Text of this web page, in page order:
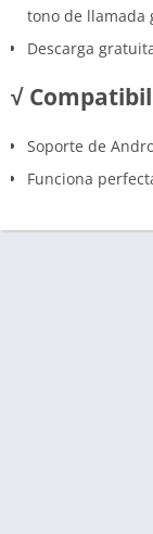
tono de llamada
Descarga
√
Soporte de
Funciona